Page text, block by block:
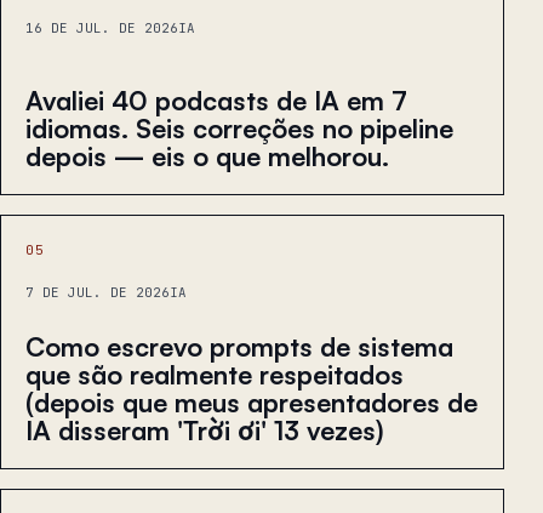
16 DE JUL. DE 2026IA
Avaliei 40 podcasts de IA em 7
idiomas. Seis correções no pipeline
depois — eis o que melhorou.
05
7 DE JUL. DE 2026IA
Como escrevo prompts de sistema
que são realmente respeitados
(depois que meus apresentadores de
IA disseram 'Trời ơi' 13 vezes)